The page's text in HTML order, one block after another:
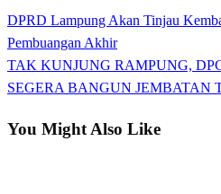
Navigasi
pos
Previous
Post
DPRD Lampung Akan Tinjau
Pembuangan Akhir
Next
Post
TAK KUNJUNG RAMPUNG,
SEGERA BANGUN JEMBATAN
You Might Also Like